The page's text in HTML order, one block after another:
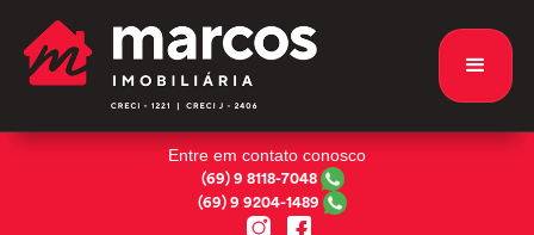
Entre em contato conosco
(69) 9 8118-7048
(69) 9 9204-1489